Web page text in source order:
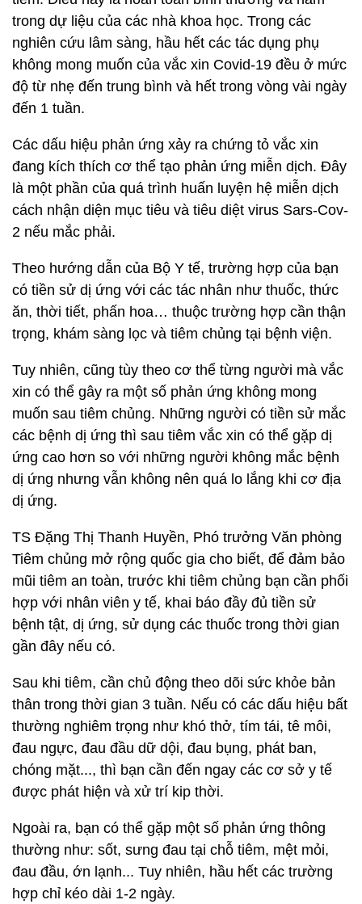
trong dự liệu của các nhà khoa học. Trong các
nghiên cứu lâm sàng, hầu hết các tác dụng phụ
không mong muốn của vắc xin Covid-19 đều ở mức
độ từ nhẹ đến trung bình và hết trong vòng vài ngày
đến 1 tuần.
Các dấu hiệu phản ứng xảy ra chứng tỏ vắc xin
đang kích thích cơ thể tạo phản ứng miễn dịch. Đây
là một phần của quá trình huấn luyện hệ miễn dịch
cách nhận diện mục tiêu và tiêu diệt virus Sars-Cov-
2 nếu mắc phải.
Theo hướng dẫn của Bộ Y tế, trường hợp của bạn
có tiền sử dị ứng với các tác nhân như thuốc, thức
ăn, thời tiết, phấn hoa… thuộc trường hợp cần thận
trọng, khám sàng lọc và tiêm chủng tại bệnh viện.
Tuy nhiên, cũng tùy theo cơ thể từng người mà vắc
xin có thể gây ra một số phản ứng không mong
muốn sau tiêm chủng. Những người có tiền sử mắc
các bệnh dị ứng thì sau tiêm vắc xin có thể gặp dị
ứng cao hơn so với những người không mắc bệnh
dị ứng nhưng vẫn không nên quá lo lắng khi cơ địa
dị ứng.
TS Đặng Thị Thanh Huyền, Phó trưởng Văn phòng
Tiêm chủng mở rộng quốc gia cho biết, để đảm bảo
mũi tiêm an toàn, trước khi tiêm chủng bạn cần phối
hợp với nhân viên y tế, khai báo đầy đủ tiền sử
bệnh tật, dị ứng, sử dụng các thuốc trong thời gian
gần đây nếu có.
Sau khi tiêm, cần chủ động theo dõi sức khỏe bản
thân trong thời gian 3 tuần. Nếu có các dấu hiệu bất
thường nghiêm trọng như khó thở, tím tái, tê môi,
đau ngực, đau đầu dữ dội, đau bụng, phát ban,
chóng mặt..., thì bạn cần đến ngay các cơ sở y tế
được phát hiện và xử trí kip thời.
Ngoài ra, bạn có thể gặp một số phản ứng thông
thường như: sốt, sưng đau tại chỗ tiêm, mệt mỏi,
đau đầu, ớn lạnh... Tuy nhiên, hầu hết các trường
hợp chỉ kéo dài 1-2 ngày.